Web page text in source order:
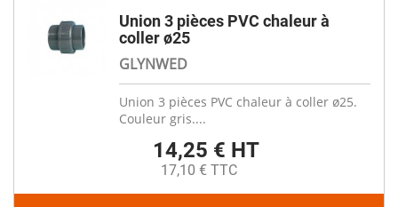
Union 3 pièces PVC chaleur à
coller ø25
GLYNWED
Union 3 pièces PVC chaleur à coller ø25.
Couleur gris....
14,25 € HT
17,10 € TTC